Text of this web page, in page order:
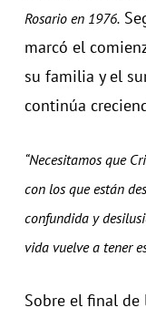
Rosario en 1976.
marcó el
su familia y el
continúa
“Necesitamos que
con los que están
confundida y
vida vuelve a tener
Sobre el final de